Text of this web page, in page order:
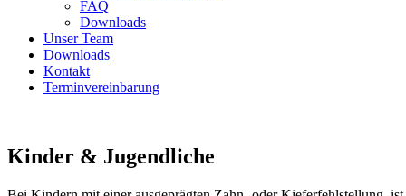
FAQ
Downloads
Unser Team
Downloads
Kontakt
Terminvereinbarung
Kinder & Jugendliche